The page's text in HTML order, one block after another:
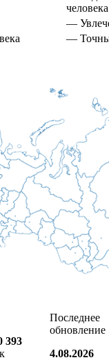
человека
—
—
393
Последнее
обновление
4.08.2026